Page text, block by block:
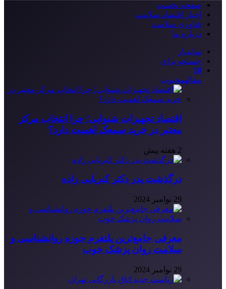
صفحه نخست
اخبار اقتصاد سلامت
فناوری سلامت
درباره ما
سایدبار
جستجو برای
10
مقالهمحبوب
اقتصاد تجهیزات شنوایی؛ چرا انتخاب مرکز
معتبر در خرید سمعک اهمیت دارد؟
2 هفته پیش
درگذشت پدر دکتر کبریایی زاده
29 نوامبر 2024
معرفی جامع‌ترین پلتفرم حوزه روانشناسی و
سلامت روان پزشک خوب
29 نوامبر 2024